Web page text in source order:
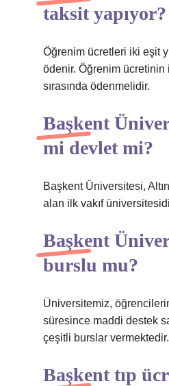
taksit yapıyor?
Öğrenim ücretleri iki eşit
ödenir. Öğrenim ücretinin
sırasında ödenmelidir.
Başkent
mi devlet mi?
Başkent Üniversitesi,
alan ilk vakıf
Başkent
burslu mu?
Üniversitemiz,
süresince maddi destek
çeşitli burslar vermektedir.
Başkent tıp